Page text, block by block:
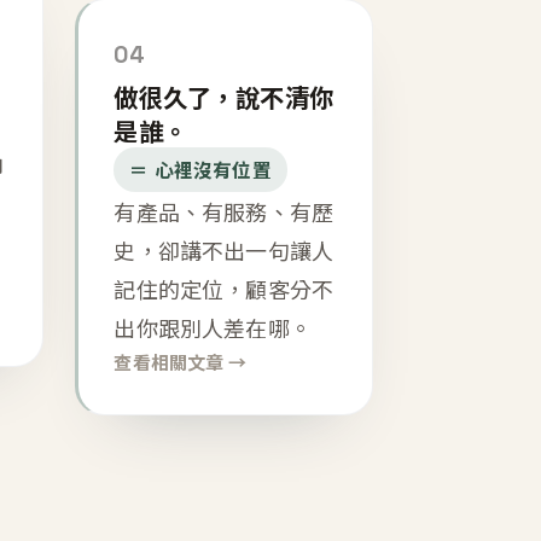
04
做很久了，說不清你
是誰。
＝ 心裡沒有位置
有產品、有服務、有歷
史，卻講不出一句讓人
記住的定位，顧客分不
出你跟別人差在哪。
查看相關文章 →